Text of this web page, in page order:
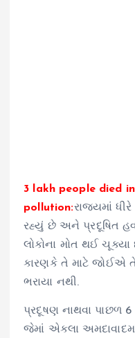
3 lakh people died
pollution:રાજ્યમાં
રહ્યું છે અને પ્રદૂષિત
લોકોના મોત થઈ
કારણકે તે માટે જોઈએ
ભરાયા નથી.
પ્રદૂષણ નાથવા પાછળ 6
જેમાં એકલા